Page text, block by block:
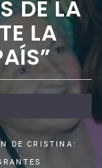
DE LA
LA
DE CRISTINA: